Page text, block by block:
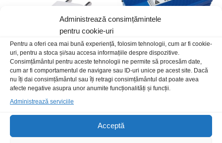
Administrează consimțămintele
pentru cookie-uri
Pentru a oferi cea mai bună experiență, folosim tehnologii, cum ar fi cookie-
uri, pentru a stoca și/sau accesa informațiile despre dispozitive.
Consimțământul pentru aceste tehnologii ne permite să procesăm date,
cum ar fi comportamentul de navigare sau ID-uri unice pe acest site. Dacă
nu îți dai consimțământul sau îți retragi consimțământul dat poate avea
afecte negative asupra unor anumite funcționalități și funcții.
Administrează serviciile
Acceptă
Alimentator USB A x1 retea 1A
alb
10,00lei/Buc
Convertor 24-12Vdc 40A PE-45